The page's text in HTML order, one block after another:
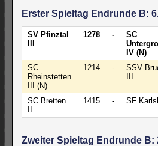
Erster Spieltag Endrunde B:
SV Pfinztal
1278 -
SC
IV (N)
SC
Rheinstetten
III (N)
1214 -
SSV
SC Bretten
1415 - SF
Zweiter Spieltag Endrunde B: